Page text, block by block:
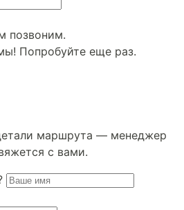
позвоним.
Попробуйте еще раз.
маршрута — менеджер
с вами.